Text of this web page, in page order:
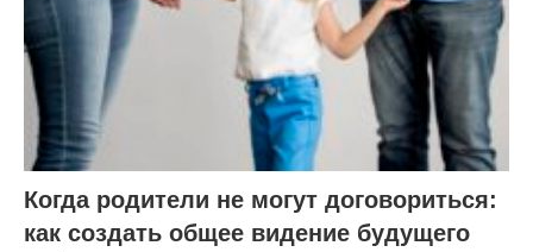
Когда родители не могут договориться:
как создать общее видение будущего